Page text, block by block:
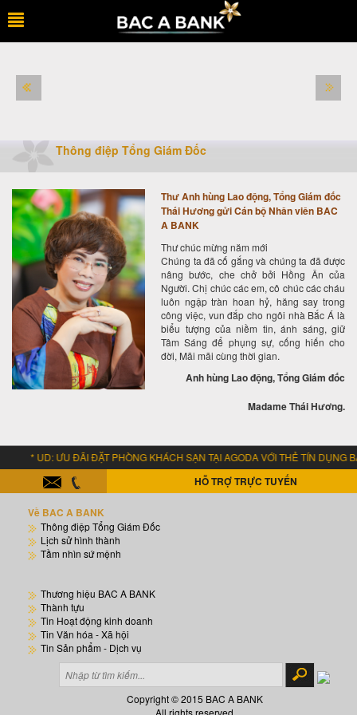
Thông điệp Tổng Giám Đốc
Thư Anh hùng Lao động, Tổng Giám đốc
Thái Hương gửi Cán bộ Nhân viên BAC
A BANK
Thư chúc mừng năm mới
Chúng ta đã cố gắng và chúng ta đã được
nâng bước, che chở bởi Hồng Ân của
Người. Chị chúc các em, cô chúc các cháu
luôn ngập tràn hoan hỷ, hăng say trong
công việc, vun đắp cho ngôi nhà Bắc Á là
biểu tượng của niềm tin, ánh sáng, giữ
Tâm Sáng để phụng sự, cống hiến cho
đời, Mãi mãi cùng thời gian.
Anh hùng Lao động, Tổng Giám đốc
Madame Thái Hương.
ƯU ĐÃI ĐẶT PHÒNG KHÁCH SẠN TẠI AGODA VỚI THẺ TÍN DỤNG
HỖ TRỢ TRỰC TUYẾN
Về BAC A BANK
Thông điệp Tổng Giám Đốc
Lịch sử hình thành
Tầm nhìn sứ mệnh
Thương hiệu BAC A BANK
Thành tựu
Tin Hoạt động kinh doanh
Tin Văn hóa - Xã hội
Tin Sản phẩm - Dịch vụ
Copyright © 2015 BAC A BANK
All rights reserved